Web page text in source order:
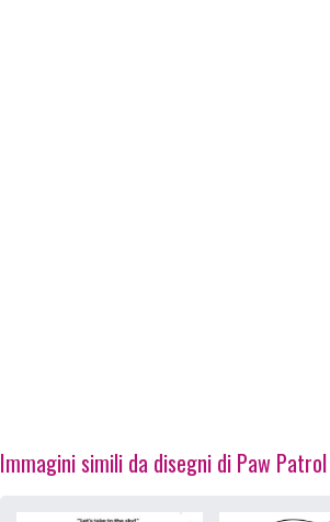
Immagini simili da disegni di Paw Patrol